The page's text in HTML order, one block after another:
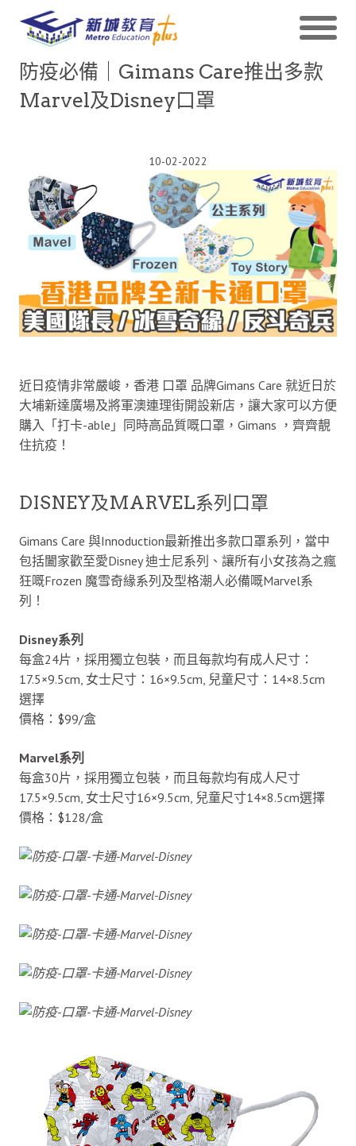
防疫必備｜Gimans Care推出多款
Marvel及Disney口罩
10-02-2022
近日疫情非常嚴峻，香港 口罩 品牌Gimans Care 就近日於
大埔新達廣場及將軍澳連理街開設新店，讓大家可以方便
購入「打卡-able」同時高品質嘅口罩，Gimans ，齊齊靚
住抗疫！
DISNEY及MARVEL系列口罩
Gimans Care 與Innoduction最新推出多款口罩系列，當中
包括闔家歡至愛Disney 迪士尼系列、讓所有小女孩為之瘋
狂嘅Frozen 魔雪奇緣系列及型格潮人必備嘅Marvel系
列！
Disney系列
每盒24片，採用獨立包裝，而且每款均有成人尺寸：
17.5×9.5cm, 女士尺寸：16×9.5cm, 兒童尺寸：14×8.5cm
選擇
價格：$99/盒
Marvel系列
每盒30片，採用獨立包裝，而且每款均有成人尺寸
17.5×9.5cm, 女士尺寸16×9.5cm, 兒童尺寸14×8.5cm選擇
價格：$128/盒